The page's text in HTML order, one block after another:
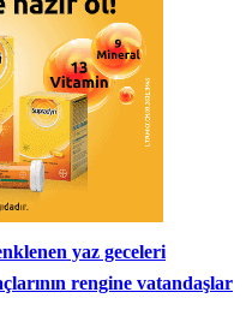
yaz geceleri
rengine vatandaşlar